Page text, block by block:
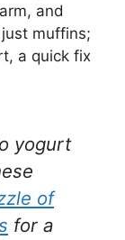
and
just muffins;
a quick fix
yogurt
of
for a